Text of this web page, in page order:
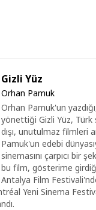
Gizli Yüz
Orhan Pamuk
Orhan Pamuk'un
yönettiği Gizli Yüz, Türk
dışı, unutulmaz filmleri
Pamuk'un edebi
sinemasını çarpıcı bir
bu film, gösterime girdiği
Antalya Film
Yeni Sinema